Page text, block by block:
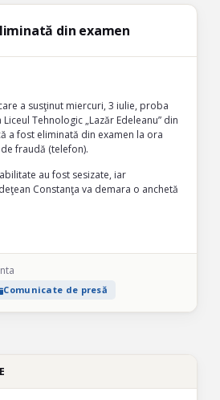
din examen
a susţinut miercuri, 3 iulie, proba
Tehnologic „Lazăr Edeleanu” din
a fost eliminată din examen la ora
fraudă (telefon).
au fost sesizate, iar
Constanţa va demara o anchetă
Comunicate de presă